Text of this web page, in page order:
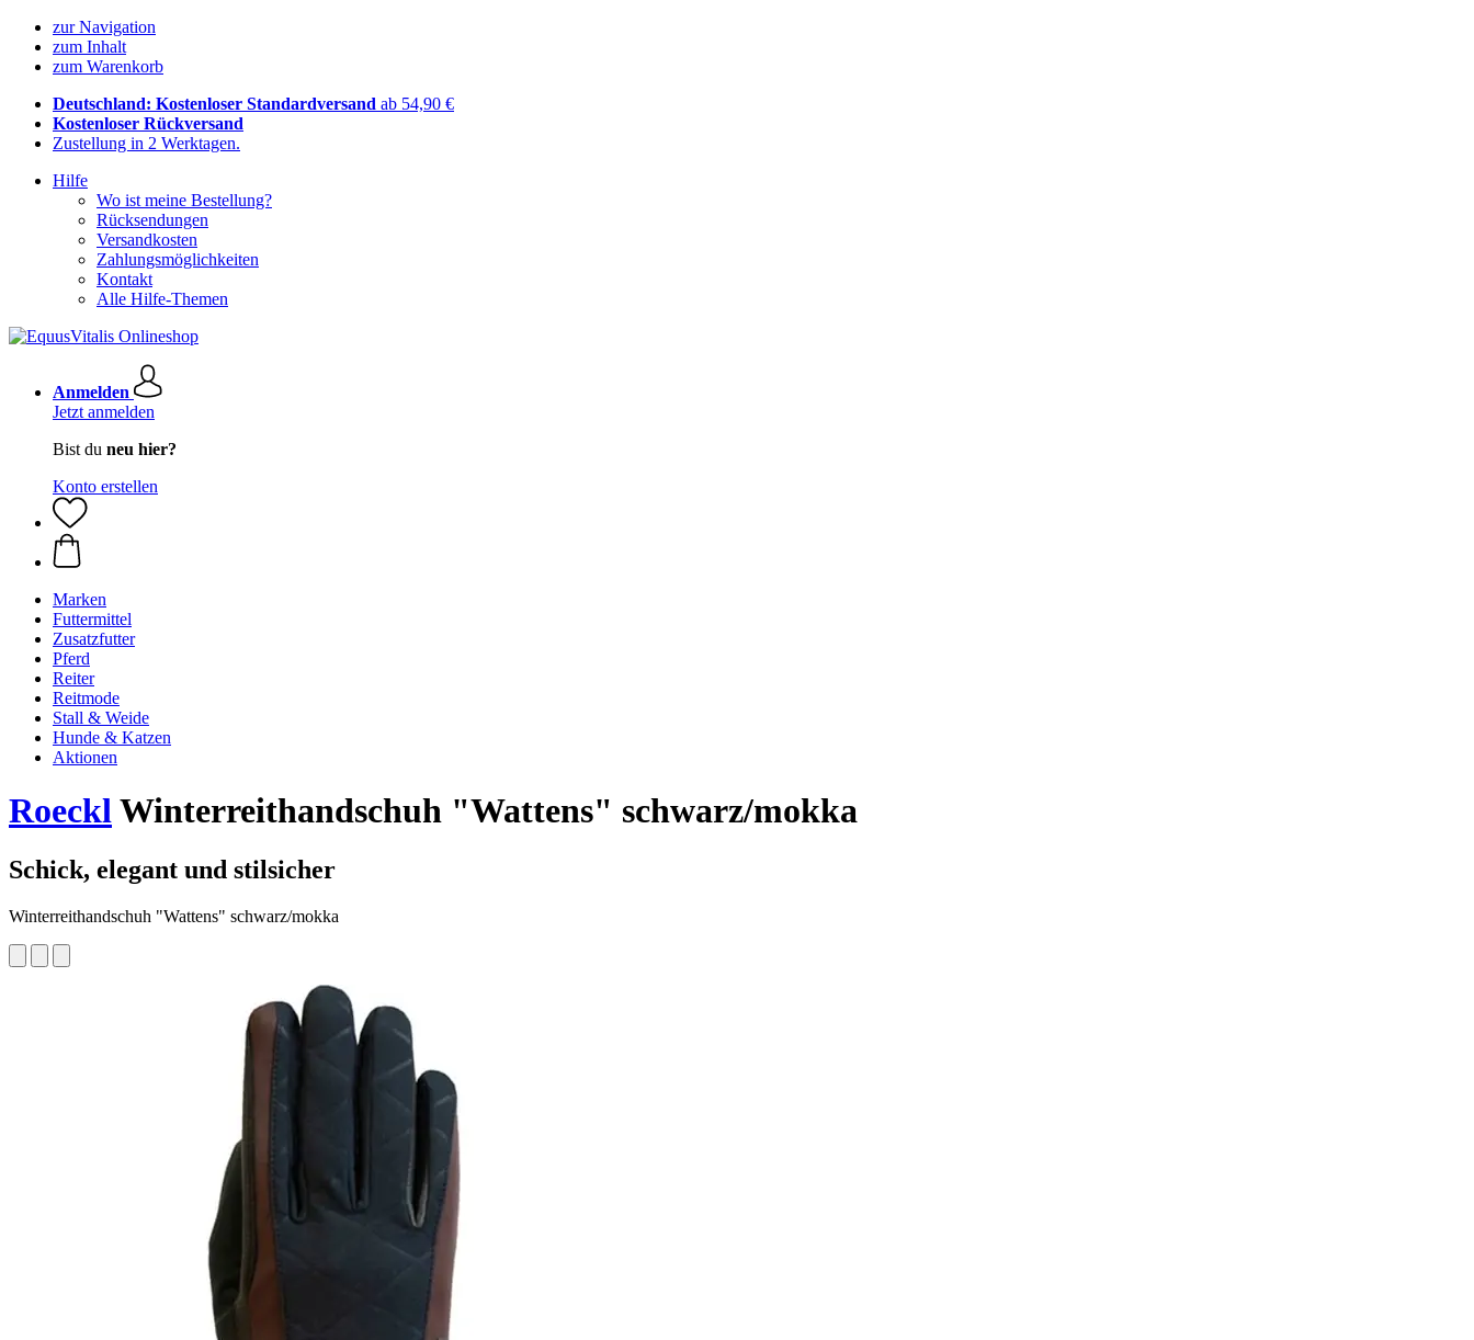
zur Navigation
zum Inhalt
zum Warenkorb
Deutschland: Kostenloser Standardversand ab 54,90 €
Kostenloser Rückversand
Zustellung in 2 Werktagen.
Hilfe
Wo ist meine Bestellung?
Rücksendungen
Versandkosten
Zahlungsmöglichkeiten
Kontakt
Alle Hilfe-Themen
Anmelden
Jetzt anmelden
Bist du neu hier?
Konto erstellen
Marken
Futtermittel
Zusatzfutter
Pferd
Reiter
Reitmode
Stall & Weide
Hunde & Katzen
Aktionen
RoecklWinterreithandschuh "Wattens" schwarz/mokka
Schick, elegant und stilsicher
Winterreithandschuh "Wattens" schwarz/mokka